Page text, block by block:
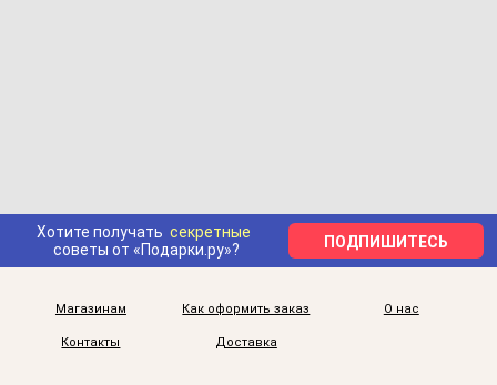
Хотите получать секретные
советы от «Подарки.ру»?
ПОДПИШИТЕСЬ
Магазинам Как оформить заказ О нас
Контакты Доставка